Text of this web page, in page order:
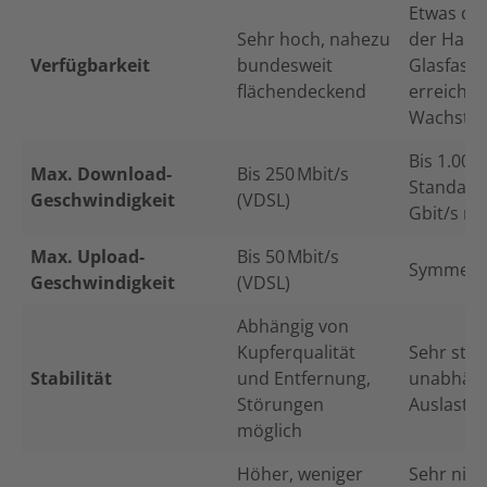
Verfügbarkeit
Sehr hoch, nahezu
bundesweit
flächendeckend
Etwas
der
Glasfaser
Max. Download-
Geschwindigkeit
Bis 250 Mbit/s
(VDSL)
Bis
Gbit/s
Max. Upload-
Geschwindigkeit
Bis 50 Mbit/s
(VDSL)
Stabilität
Abhängig von
Kupferqualität
und Entfernung,
Störungen
möglich
Sehr
Höher, weniger
Sehr